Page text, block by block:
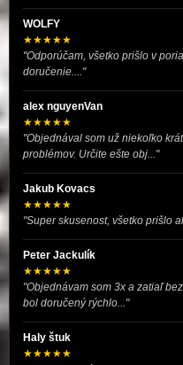
WOLFY
★★★★★
"Odporúčam, všetko prišlo v
doručenie...."
alex nguyenVan
★★★★★
"Objednával som už niekoľko
problémov. Určite ešte obj..."
Jakub Kovacs
★★★★★
"Super skusenost, všetko prišlo
Peter Jackulík
★★★★★
"Objednávam som 3x a zatiaľ
bol doručený rýchlo..."
Haly štuk
★★★★★